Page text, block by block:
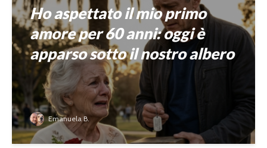
Ho aspettato il mio primo
amore per 60 anni: oggi è
apparso sotto il nostro albero
Emanuela B.